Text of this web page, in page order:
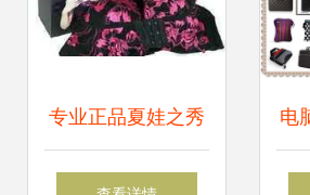
专业正品夏娃之秀
从厂家批发到二手
电